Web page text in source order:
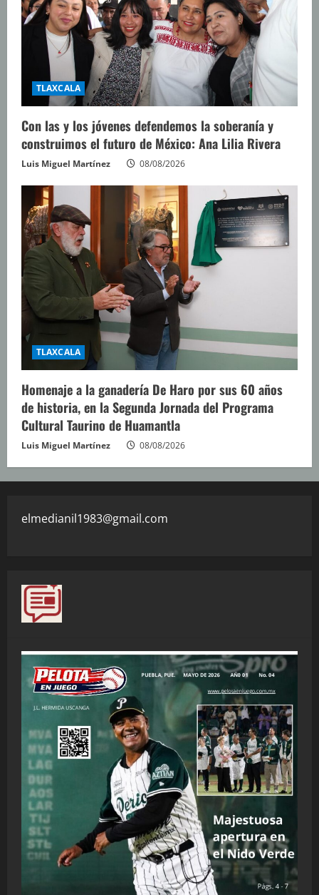
TLAXCALA
Con las y los jóvenes defendemos la soberanía y
construimos el futuro de México: Ana Lilia Rivera
Luis Miguel Martínez 08/08/2026
TLAXCALA
Homenaje a la ganadería De Haro por sus 60 años
de historia, en la Segunda Jornada del Programa
Cultural Taurino de Huamantla
Luis Miguel Martínez 08/08/2026
elmedianil1983@gmail.com